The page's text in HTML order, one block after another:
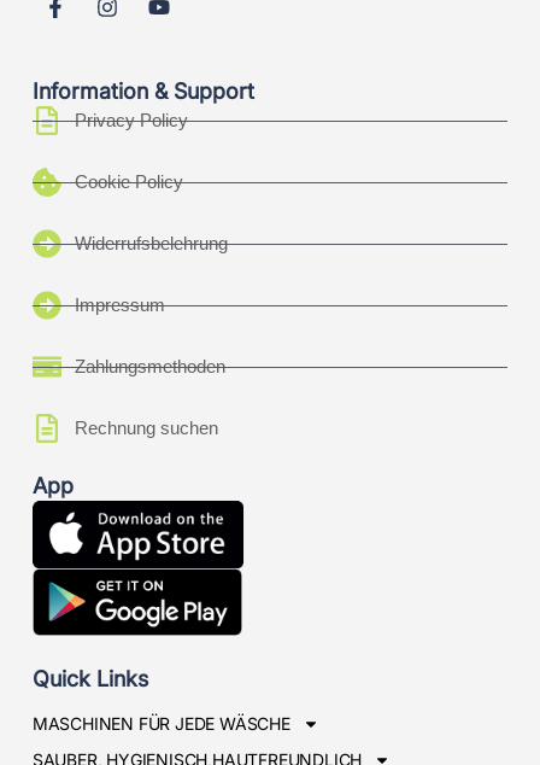
Information & Support
Privacy Policy
Cookie Policy
Widerrufsbelehrung
Impressum
Zahlungsmethoden
Rechnung suchen
App
Quick Links
MASCHINEN FÜR JEDE WÄSCHE
SAUBER, HYGIENISCH,HAUTFREUNDLICH